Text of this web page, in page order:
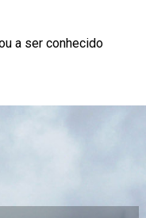
a ser conhecido